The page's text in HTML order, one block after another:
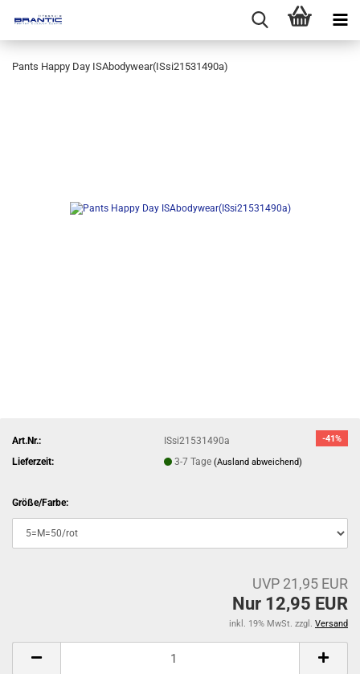
Pants Happy Day ISAbodywear(ISsi21531490a)
-41%
Art.Nr.:
ISsi21531490a
Lieferzeit:
3-7 Tage(Ausland abweichend)
Größe/Farbe:
UVP 21,95 EUR
Nur 12,95 EUR
inkl. 19% MwSt. zzgl. Versand